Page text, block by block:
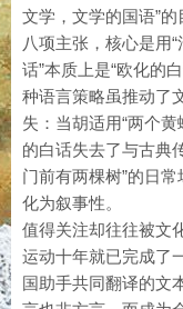
文学，文学的国语”
八项主张，核心是用“
话”本质上是“欧化的
种语言策略虽推动了
失：当胡适用“两个
的白话失去了与古典
门前有两棵树”的日
化为叙事性。
值得关注却往往被文
运动十年就已完成了
国助手共同翻译的文